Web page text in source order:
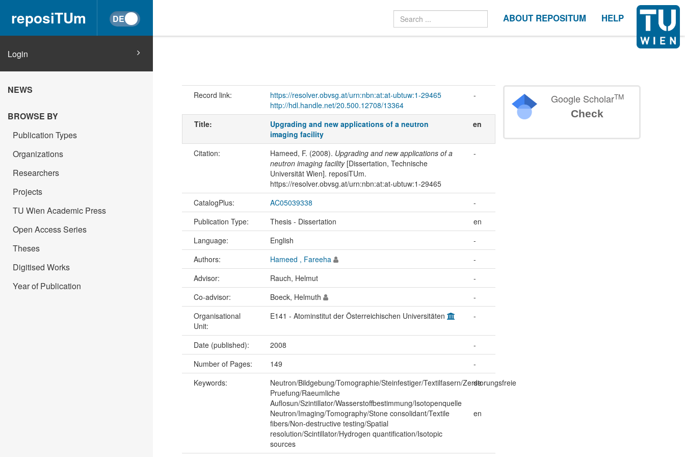
reposiTUm ABOUT REPOSITUM HELP
Login
NEWS
BROWSE BY
Publication Types
Organizations
Researchers
Projects
TU Wien Academic Press
Open Access Series
Theses
Digitised Works
Year of Publication
Record link:
https://resolver.obvsg.at/urn:nbn:at:at-ubtuw:1-29465
http://hdl.handle.net/20.500.12708/13364
-
Title:
Upgrading and new applications of a neutron
imaging facility
en
Citation: Hameed, F. (2008). Upgrading and new applications of a
neutron imaging facility[Dissertation, Technische
Universität Wien]. reposiTUm.
https://resolver.obvsg.at/urn:nbn:at:at-ubtuw:1-29465
-
CatalogPlus: AC05039338
-
Publication Type:
Thesis - Dissertation
en
Language:
English
-
Authors:
Hameed , Fareeha
-
Advisor:
Rauch, Helmut
-
Co-advisor:
Boeck, Helmuth
-
Organisational
Unit:
E141 - Atominstitut der Österreichischen Universitäten -
Date (published): 2008
-
Number of Pages:
149
-
Keywords:
Neutron/Bildgebung/Tomographie/Steinfestiger/Textilfasern/Zerstorungsfreie
Pruefung/Raeumliche
Auflosun/Szintillator/Wasserstoffbestimmung/Isotopenquelle
de
Neutron/Imaging/Tomography/Stone consolidant/Textile
fibers/Non-destructive testing/Spatial
resolution/Scintillator/Hydrogen quantification/Isotopic
sources
en
Google ScholarTM
Check